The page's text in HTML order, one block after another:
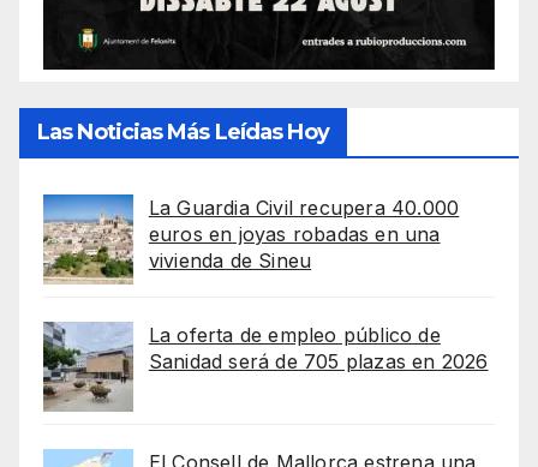
Las Noticias Más Leídas Hoy
La Guardia Civil recupera 40.000
euros en joyas robadas en una
vivienda de Sineu
La oferta de empleo público de
Sanidad será de 705 plazas en 2026